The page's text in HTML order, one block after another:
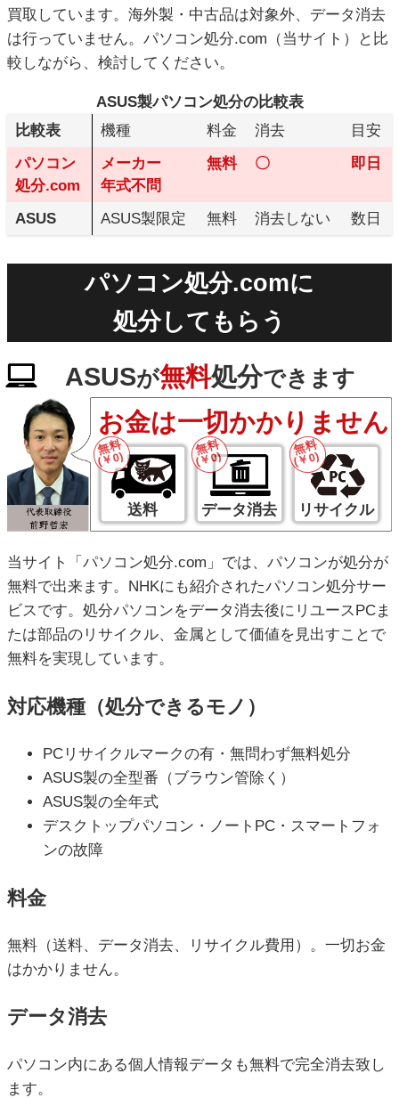
買取しています。海外製・中古品は対象外、データ消去
は行っていません。パソコン処分.com（当サイト）と比
較しながら、検討してください。
ASUS製パソコン処分の比較表
比較表
機種 料金 消去
目安
パソコン
処分.com
メーカー
年式不問
無料 〇 即日
ASUS ASUS製限定 無料 消去しない 数日
パソコン処分.comに
処分してもらう
ASUSが無料処分できます
お金は一切かかりません
送料 データ消去 リサイクル
無料
(￥0)
無料
(￥0)
無料
(￥0)
当サイト「パソコン処分.com」では、パソコンが処分が
無料で出来ます。NHKにも紹介されたパソコン処分サー
ビスです。処分パソコンをデータ消去後にリユースPCま
たは部品のリサイクル、金属として価値を見出すことで
無料を実現しています。
対応機種（処分できるモノ）
PCリサイクルマークの有・無問わず無料処分
ASUS製の全型番（ブラウン管除く）
ASUS製の全年式
デスクトップパソコン・ノートPC・スマートフォ
ンの故障
料金
無料（送料、データ消去、リサイクル費用）。一切お金
はかかりません。
データ消去
パソコン内にある個人情報データも無料で完全消去致し
ます。